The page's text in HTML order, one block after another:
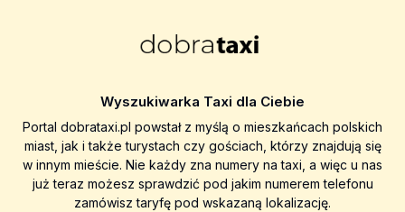
Wyszukiwarka Taxi dla Ciebie
Portal dobrataxi.pl powstał z myślą o mieszkańcach polskich
miast, jak i także turystach czy gościach, którzy znajdują się
w innym mieście. Nie każdy zna numery na taxi, a więc u nas
już teraz możesz sprawdzić pod jakim numerem telefonu
zamówisz taryfę pod wskazaną lokalizację.